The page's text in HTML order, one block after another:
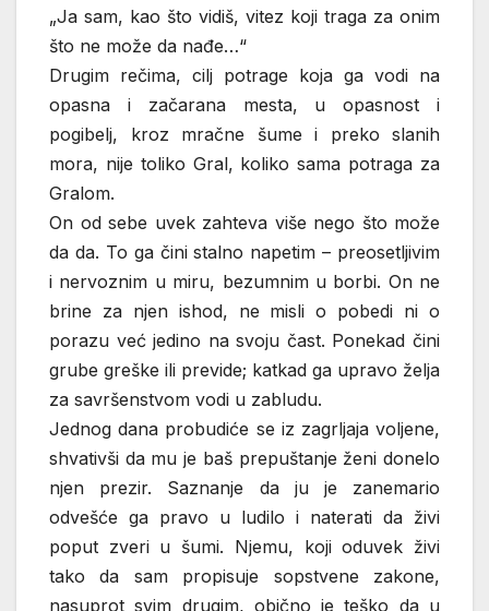
„Ja sam, kao što vidiš, vitez koji traga za onim
što ne može da nađe…“
Drugim rečima, cilj potrage koja ga vodi na
opasna i začarana mesta, u opasnost i
pogibelj, kroz mračne šume i preko slanih
mora, nije toliko Gral, koliko sama potraga za
Gralom.
On od sebe uvek zahteva više nego što može
da da. To ga čini stalno napetim – preosetljivim
i nervoznim u miru, bezumnim u borbi. On ne
brine za njen ishod, ne misli o pobedi ni o
porazu već jedino na svoju čast. Ponekad čini
grube greške ili previde; katkad ga upravo želja
za savršenstvom vodi u zabludu.
Jednog dana probudiće se iz zagrljaja voljene,
shvativši da mu je baš prepuštanje ženi donelo
njen prezir. Saznanje da ju je zanemario
odvešće ga pravo u ludilo i naterati da živi
poput zveri u šumi. Njemu, koji oduvek živi
tako da sam propisuje sopstvene zakone,
nasuprot svim drugim, obično je teško da u